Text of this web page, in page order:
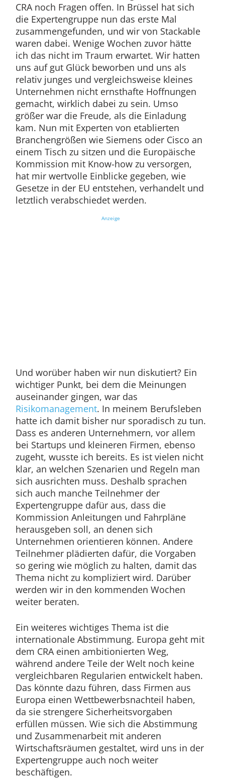
CRA noch Fragen offen. In Brüssel hat sich
die Expertengruppe nun das erste Mal
zusammengefunden, und wir von Stackable
waren dabei. Wenige Wochen zuvor hätte
ich das nicht im Traum erwartet. Wir hatten
uns auf gut Glück beworben und uns als
relativ junges und vergleichsweise kleines
Unternehmen nicht ernsthafte Hoffnungen
gemacht, wirklich dabei zu sein. Umso
größer war die Freude, als die Einladung
kam. Nun mit Experten von etablierten
Branchengrößen wie Siemens oder Cisco an
einem Tisch zu sitzen und die Europäische
Kommission mit Know-how zu versorgen,
hat mir wertvolle Einblicke gegeben, wie
Gesetze in der EU entstehen, verhandelt und
letztlich verabschiedet werden.
Anzeige
Und worüber haben wir nun diskutiert? Ein
wichtiger Punkt, bei dem die Meinungen
auseinander gingen, war das
Risikomanagement. In meinem Berufsleben
hatte ich damit bisher nur sporadisch zu tun.
Dass es anderen Unternehmern, vor allem
bei Startups und kleineren Firmen, ebenso
zugeht, wusste ich bereits. Es ist vielen nicht
klar, an welchen Szenarien und Regeln man
sich ausrichten muss. Deshalb sprachen
sich auch manche Teilnehmer der
Expertengruppe dafür aus, dass die
Kommission Anleitungen und Fahrpläne
herausgeben soll, an denen sich
Unternehmen orientieren können. Andere
Teilnehmer plädierten dafür, die Vorgaben
so gering wie möglich zu halten, damit das
Thema nicht zu kompliziert wird. Darüber
werden wir in den kommenden Wochen
weiter beraten.
Ein weiteres wichtiges Thema ist die
internationale Abstimmung. Europa geht mit
dem CRA einen ambitionierten Weg,
während andere Teile der Welt noch keine
vergleichbaren Regularien entwickelt haben.
Das könnte dazu führen, dass Firmen aus
Europa einen Wettbewerbsnachteil haben,
da sie strengere Sicherheitsvorgaben
erfüllen müssen. Wie sich die Abstimmung
und Zusammenarbeit mit anderen
Wirtschaftsräumen gestaltet, wird uns in der
Expertengruppe auch noch weiter
beschäftigen.